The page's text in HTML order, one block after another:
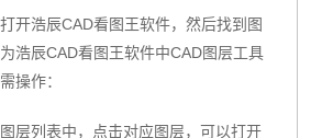
开浩辰CAD看图王软件，然后找到图
浩辰CAD看图王软件中CAD图层工具
操作：
层列表中，点击对应图层，可以打开